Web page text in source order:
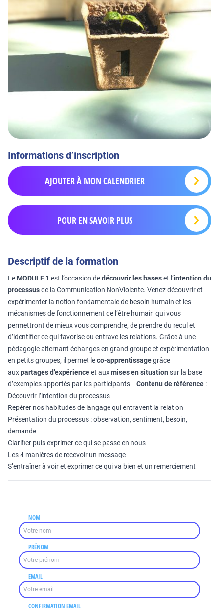
Informations d’inscription
AJOUTER À MON CALENDRIER
POUR EN SAVOIR PLUS
Descriptif de la formation
Le MODULE 1 est l’occasion dedécouvrir les baseset l’intention du
processusde la Communication NonViolente. Venez découvrir et
expérimenter la notion fondamentale de besoin humain et les
mécanismes de fonctionnement de l’être humain qui vous
permettront de mieux vous comprendre, de prendre du recul et
d’identifier ce qui favorise ou entrave les relations. Grâce à une
pédagogie alternant échanges en grand groupe et expérimentation
en petits groupes, il permet leco-apprentissagegrâce
auxpartages d’expérienceet auxmises en situation sur la base
d’exemples apportés par les participants. Contenu de référence :
Découvrir l’intention du processus
Repérer nos habitudes de langage qui entravent la relation
Présentation du processus : observation, sentiment, besoin,
demande
Clarifier puis exprimer ce qui se passe en nous
Les 4 manières de recevoir un message
S’entraîner à voir et exprimer ce qui va bien et un remerciement
NOM
PRÉNOM
EMAIL
CONFIRMATION EMAIL